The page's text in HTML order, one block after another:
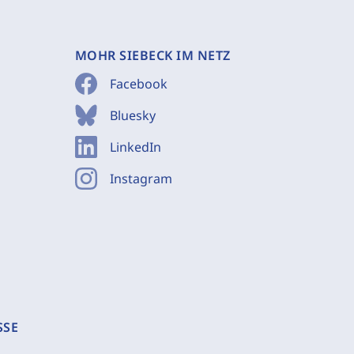
MOHR SIEBECK IM NETZ
Facebook
Bluesky
LinkedIn
Instagram